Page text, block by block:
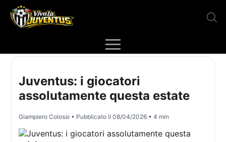
Juventus: i giocatori
assolutamente questa estate
Giampiero Colossi • Pubblicato il08/04/2026 • 4 min